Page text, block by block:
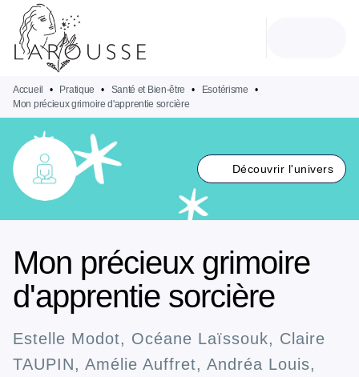
MENU
PIED DE PAGE
Accueil • Pratique • Santé et Bien-être • Esotérisme
•
Mon précieux grimoire d'apprentie sorcière
Découvrir l'univers
Mon précieux grimoire
d'apprentie sorcière
Estelle Modot, Océane Laïssouk, Claire
TAUPIN, Amélie Auffret, Andréa Louis,